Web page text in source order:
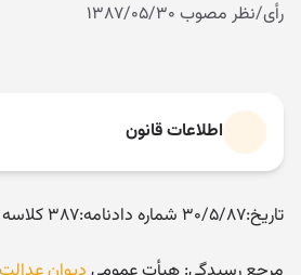
رأی/نظر مصوب ۱۳۸۷/۰۵/۳۰
اطلاعات قانون
تاریخ:۳۰/۵/۸۷ شماره دادنامه:۳۸۷ کلاسه پرونده :۸۷/۳۰۷